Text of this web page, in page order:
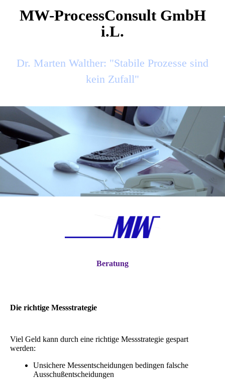
MW-ProcessConsult GmbH
i.L.
Dr. Marten Walther: "Stabile Prozesse sind
kein Zufall"
Beratung
Die richtige Messstrategie
Viel Geld kann durch eine richtige Messstrategie gespart
werden:
Unsichere Messentscheidungen bedingen falsche
Ausschußentscheidungen